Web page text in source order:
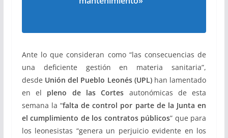
Ante lo que consideran como “las consecuencias de
una deficiente gestión en materia sanitaria”,
desde Unión del Pueblo Leonés (UPL)han lamentado
en el pleno de las Cortes autonómicas de esta
semana la “falta de control por parte de la Junta en
el cumplimiento de los contratos públicos” que para
los leonesistas “genera un perjuicio evidente en los